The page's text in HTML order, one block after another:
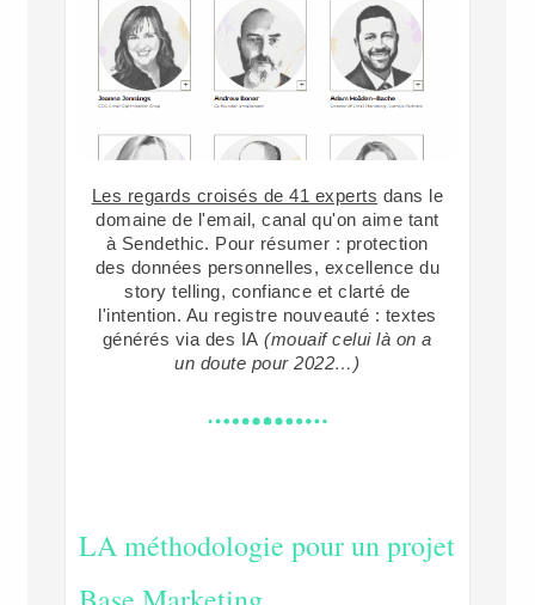
Les regards croisés de 41 experts dans le
domaine de l'email, canal qu'on aime tant
à Sendethic. Pour résumer : protection
des données personnelles, excellence du
story telling, confiance et clarté de
l'intention. Au registre nouveauté : textes
générés via des IA (mouaif celui là on a
un doute pour 2022…)
LA méthodologie pour un projet